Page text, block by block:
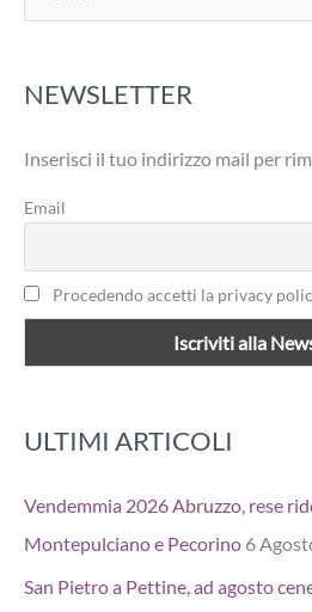
e
c
:
NEWSLETTER
Inserisci il tuo indirizzo mail per
Email
Procedendo accetti la privacy
ULTIMI ARTICOLI
Vendemmia 2026 Abruzzo, rese
Montepulciano e Pecorino 6
San Pietro a Pettine, ad agosto